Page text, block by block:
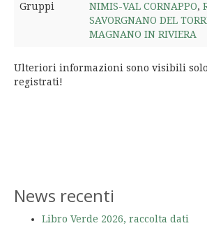
Gruppi NIMIS-VAL CORNAPPO,
SAVORGNANO DEL
MAGNANO IN RIVIERA
Ulteriori informazioni sono visibili
registrati!
News recenti
Libro Verde 2026, raccolta dati